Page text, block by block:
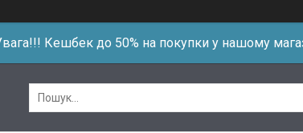
Кешбек до 50% на покупки у нашому